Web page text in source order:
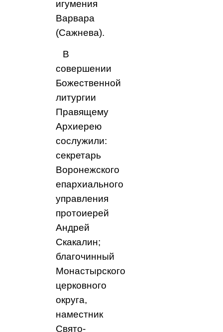
игумения
Варвара
(Сажнева).
В
совершении
Божественной
литургии
Правящему
Архиерею
сослужили:
секретарь
Воронежского
епархиального
управления
протоиерей
Андрей
Скакалин;
благочинный
Монастырского
церковного
округа,
наместник
Свято-